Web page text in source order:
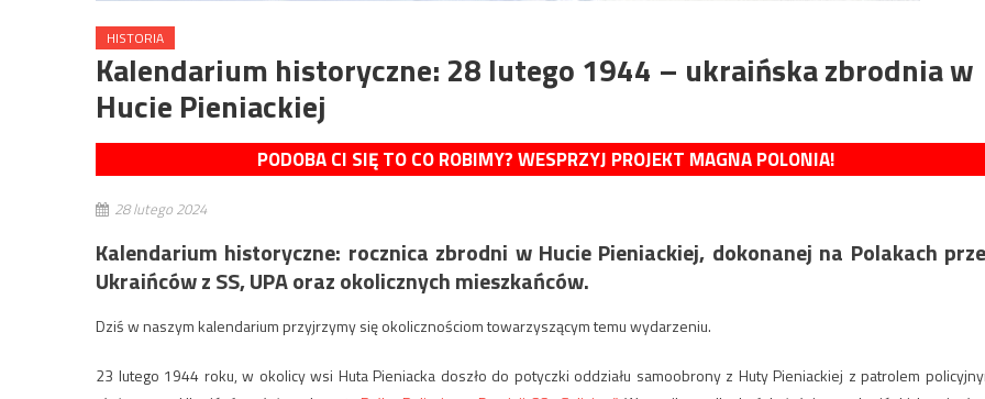
HISTORIA
Kalendarium historyczne: 28 lutego 1944 – ukraińska zbrodnia w
Hucie Pieniackiej
PODOBA CI SIĘ TO CO ROBIMY? WESPRZYJ PROJEKT MAGNA POLONIA!
28 lutego 2024
Kalendarium historyczne: rocznica zbrodni w Hucie Pieniackiej, dokonanej na Polakach
Ukraińców z SS, UPA oraz okolicznych mieszkańców.
Dziś w naszym kalendarium przyjrzymy się okolicznościom towarzyszącym temu wydarzeniu.
23 lutego 1944 roku, w okolicy wsi Huta Pieniacka doszło do potyczki oddziału samoobrony z Huty Pieniackiej z patrolem